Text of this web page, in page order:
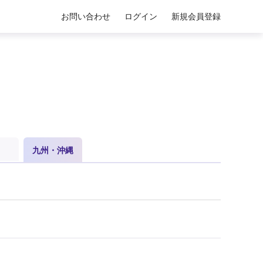
お問い合わせ ログイン 新規会員登録
九州・沖縄